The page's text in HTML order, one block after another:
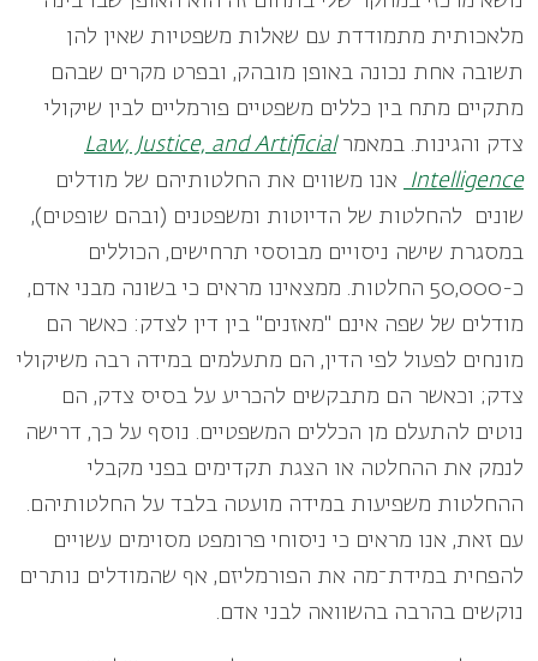
מלאכותית מתמודדת עם שאלות משפטיות שאין להן
תשובה אחת נכונה באופן מובהק, ובפרט מקרים שבהם
מתקיים מתח בין כללים משפטיים פורמליים לבין שיקולי
צדק והגינות. במאמרLaw, Justice, and Artificial
Intelligence
אנו משווים את החלטותיהם של מודלים
שונים להחלטות של הדיוטות ומשפטנים (ובהם שופטים),
במסגרת שישה ניסויים מבוססי תרחישים, הכוללים
כ-50,000 החלטות. ממצאינו מראים כי בשונה מבני אדם,
מודלים של שפה אינם "מאזנים" בין דין לצדק: כאשר הם
מונחים לפעול לפי הדין, הם מתעלמים במידה רבה משיקולי
צדק; וכאשר הם מתבקשים להכריע על בסיס צדק, הם
נוטים להתעלם מן הכללים המשפטיים. נוסף על כך, דרישה
לנמק את ההחלטה או הצגת תקדימים בפני מקבלי
ההחלטות משפיעות במידה מועטה בלבד על החלטותיהם.
עם זאת, אנו מראים כי ניסוחי פרומפט מסוימים עשויים
להפחית במידת־מה את הפורמליזם, אף שהמודלים נותרים
נוקשים בהרבה בהשוואה לבני אדם